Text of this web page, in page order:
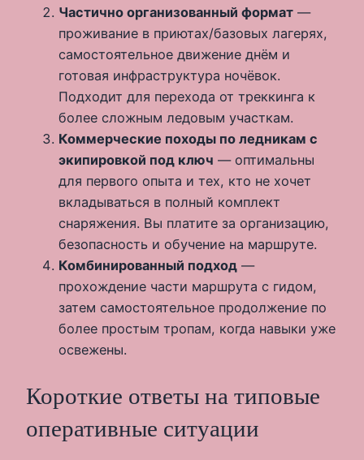
Частично организованный формат —
проживание в приютах/базовых лагерях,
самостоятельное движение днём и
готовая инфраструктура ночёвок.
Подходит для перехода от треккинга к
более сложным ледовым участкам.
Коммерческие походы по ледникам с
экипировкой под ключ — оптимальны
для первого опыта и тех, кто не хочет
вкладываться в полный комплект
снаряжения. Вы платите за организацию,
безопасность и обучение на маршруте.
Комбинированный подход —
прохождение части маршрута с гидом,
затем самостоятельное продолжение по
более простым тропам, когда навыки уже
освежены.
Короткие ответы на типовые
оперативные ситуации